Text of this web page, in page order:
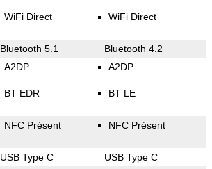
WiFi Direct WiFi Direct
Bluetooth 5.1 Bluetooth 4.2
A2DP
BT EDR
A2DP
BT LE
NFC Présent NFC Présent
USB Type C USB Type C